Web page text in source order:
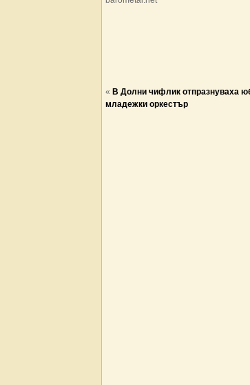
« В Долни чифлик отпразнуваха
младежки оркестър